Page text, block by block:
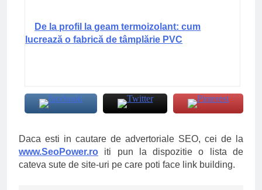
De la profil la geam termoizolant: cum
lucrează o fabrică de tâmplărie PVC
Daca esti in cautare de advertoriale SEO, cei de la
www.SeoPower.ro iti pun la dispozitie o lista de
cateva sute de site-uri pe care poti face link building.